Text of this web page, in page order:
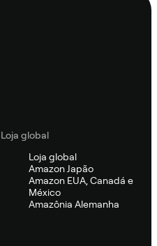
Loja global
Loja global
Amazon Japão
Amazon EUA, Canadá e
México
Amazônia Alemanha